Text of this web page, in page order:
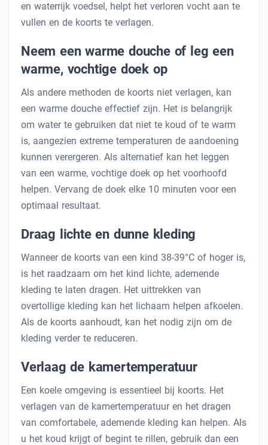
en waterrijk voedsel, helpt het verloren vocht aan te
vullen en de koorts te verlagen.
Neem een ​​warme douche of leg een
warme, vochtige doek op
Als andere methoden de koorts niet verlagen, kan
een warme douche effectief zijn. Het is belangrijk
om water te gebruiken dat niet te koud of te warm
is, aangezien extreme temperaturen de aandoening
kunnen verergeren. Als alternatief kan het leggen
van een warme, vochtige doek op het voorhoofd
helpen. Vervang de doek elke 10 minuten voor een
optimaal resultaat.
Draag lichte en dunne kleding
Wanneer de koorts van een kind 38-39°C of hoger is,
is het raadzaam om het kind lichte, ademende
kleding te laten dragen. Het uittrekken van
overtollige kleding kan het lichaam helpen afkoelen.
Als de koorts aanhoudt, kan het nodig zijn om de
kleding verder te reduceren.
Verlaag de kamertemperatuur
Een koele omgeving is essentieel bij koorts. Het
verlagen van de kamertemperatuur en het dragen
van comfortabele, ademende kleding kan helpen. Als
u het koud krijgt of begint te rillen, gebruik dan een